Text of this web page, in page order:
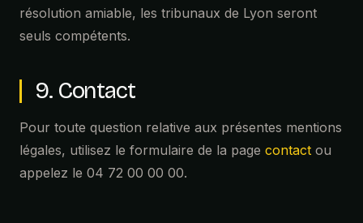
résolution amiable, les tribunaux de Lyon seront
seuls compétents.
9. Contact
Pour toute question relative aux présentes mentions
légales, utilisez le formulaire de la page contact ou
appelez le 04 72 00 00 00.